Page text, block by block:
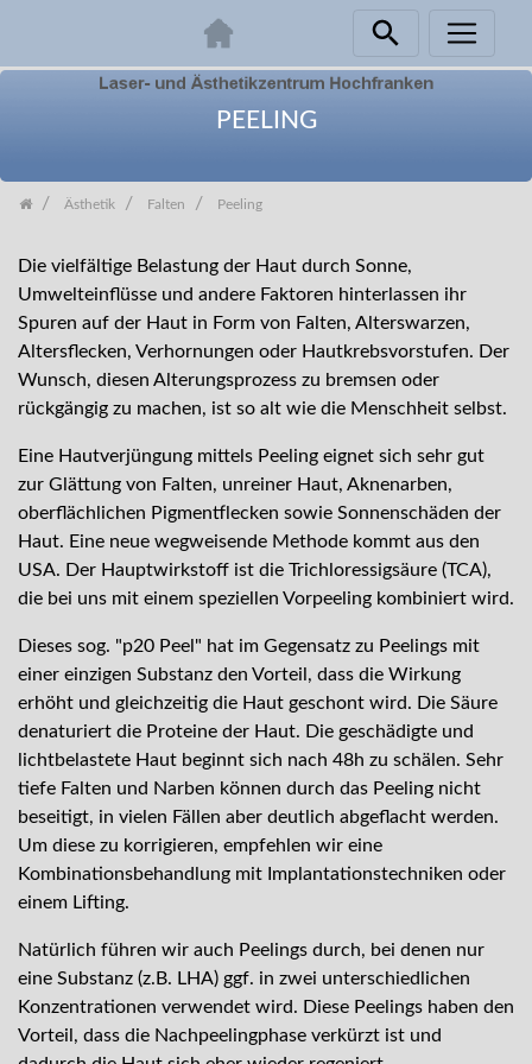
PEELING
Ästhetik Falten Peeling
Die vielfältige Belastung der Haut durch Sonne,
Umwelteinflüsse und andere Faktoren hinterlassen ihr
Spuren auf der Haut in Form von Falten, Alterswarzen,
Altersflecken, Verhornungen oder Hautkrebsvorstufen. Der
Wunsch, diesen Alterungsprozess zu bremsen oder
rückgängig zu machen, ist so alt wie die Menschheit selbst.
Eine Hautverjüngung mittels Peeling eignet sich sehr gut
zur Glättung von Falten, unreiner Haut, Aknenarben,
oberflächlichen Pigmentflecken sowie Sonnenschäden der
Haut. Eine neue wegweisende Methode kommt aus den
USA. Der Hauptwirkstoff ist die Trichloressigsäure (TCA),
die bei uns mit einem speziellen Vorpeeling kombiniert wird.
Dieses sog. "p20 Peel" hat im Gegensatz zu Peelings mit
einer einzigen Substanz den Vorteil, dass die Wirkung
erhöht und gleichzeitig die Haut geschont wird. Die Säure
denaturiert die Proteine der Haut. Die geschädigte und
lichtbelastete Haut beginnt sich nach 48h zu schälen. Sehr
tiefe Falten und Narben können durch das Peeling nicht
beseitigt, in vielen Fällen aber deutlich abgeflacht werden.
Um diese zu korrigieren, empfehlen wir eine
Kombinationsbehandlung mit Implantationstechniken oder
einem Lifting.
Natürlich führen wir auch Peelings durch, bei denen nur
eine Substanz (z.B. LHA) ggf. in zwei unterschiedlichen
Konzentrationen verwendet wird. Diese Peelings haben den
Vorteil, dass die Nachpeelingphase verkürzt ist und